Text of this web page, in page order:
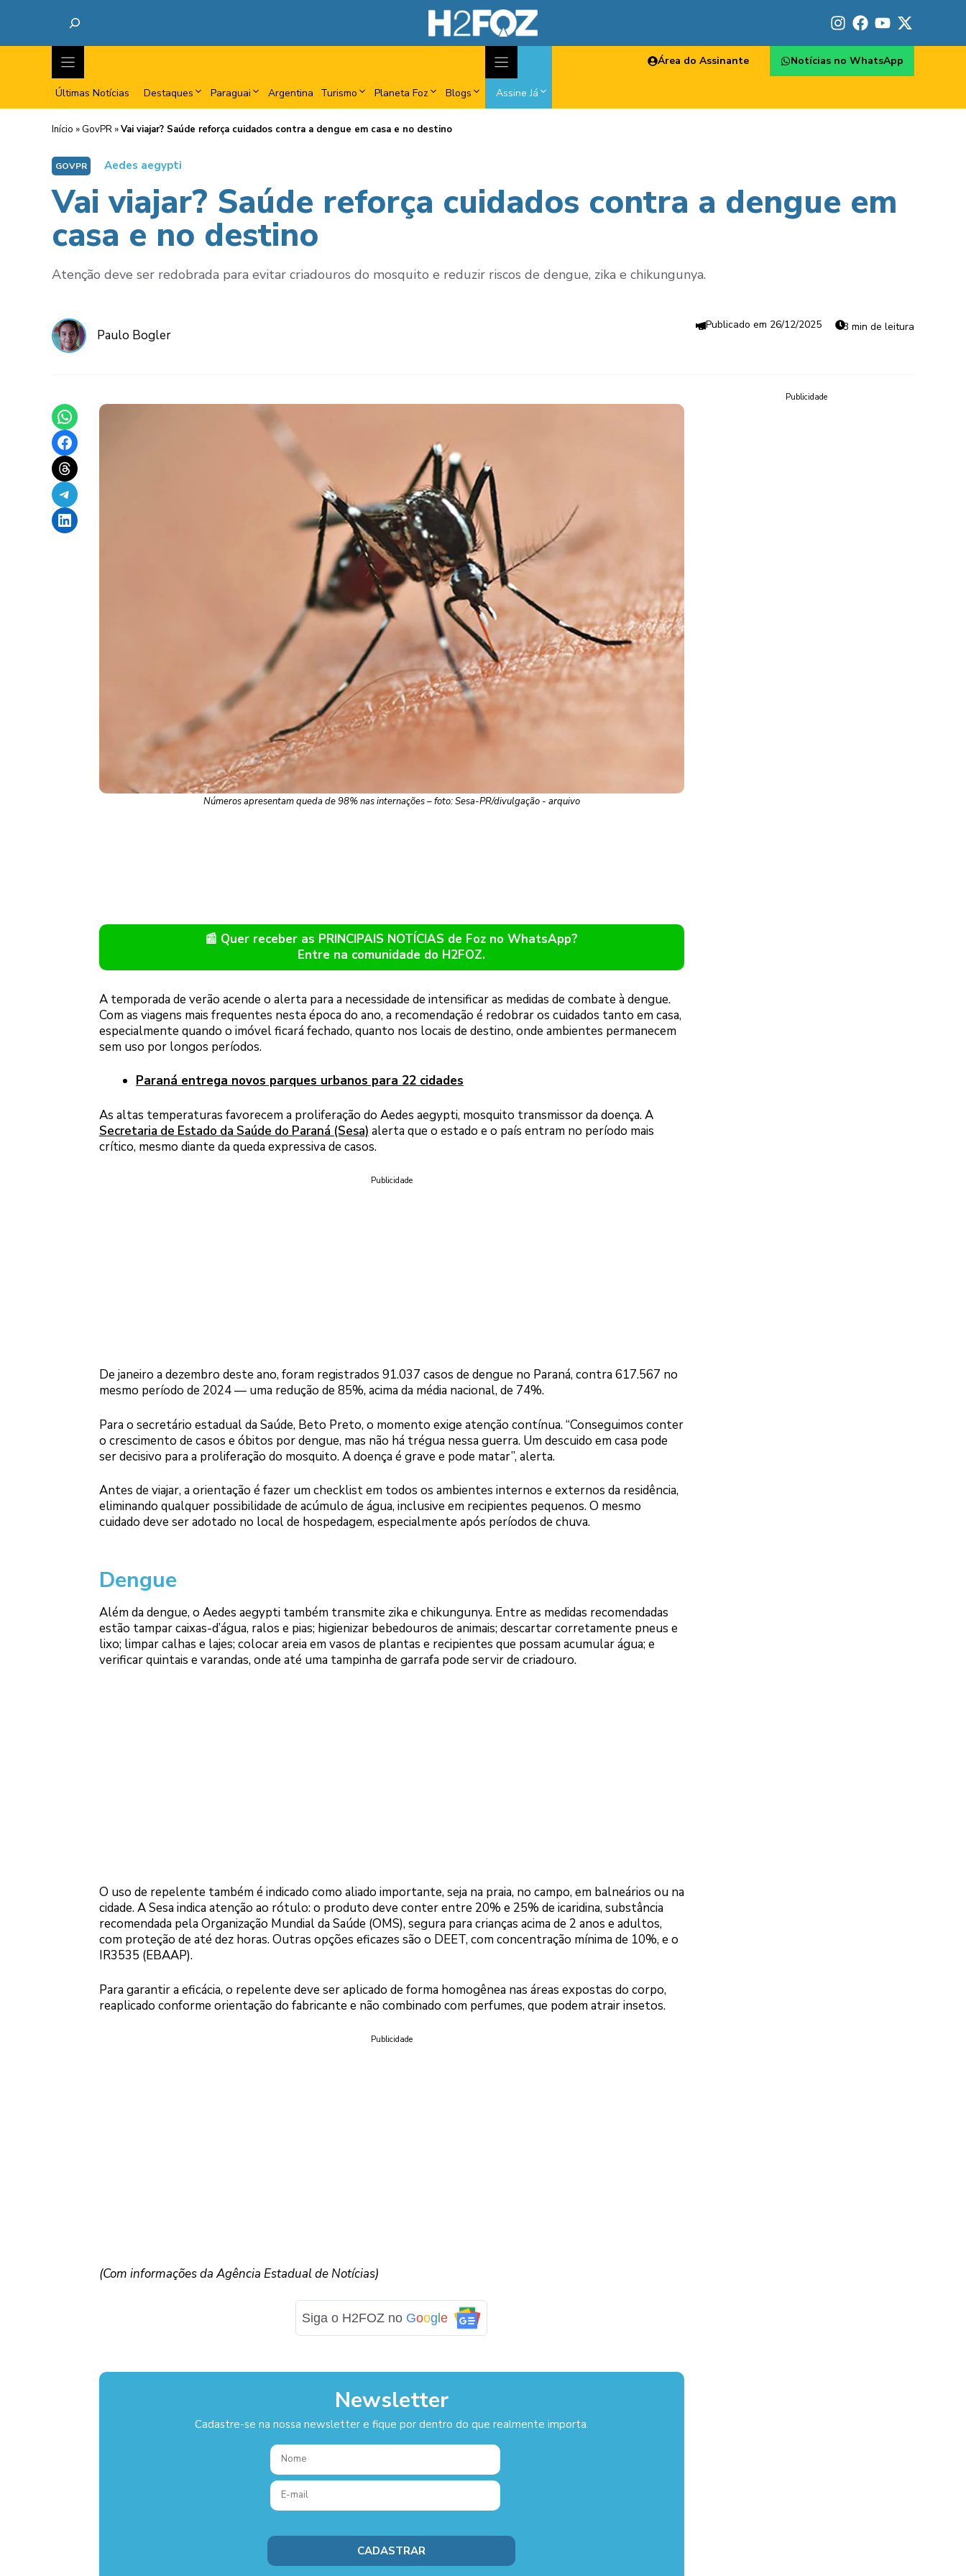
Últimas Notícias Destaques Paraguai Argentina Turismo Planeta Foz Blogs Assine Já
Área do Assinante Notícias no WhatsApp
Início » GovPR »Vai viajar? Saúde reforça cuidados contra a dengue em casa e no destino
GOVPR Aedes aegypti
Vai viajar? Saúde reforça cuidados contra a dengue em
casa e no destino
Atenção deve ser redobrada para evitar criadouros do mosquito e reduzir riscos de dengue, zika e chikungunya.
Paulo Bogler
26/12/2025 3 min de leitura
Share on WhatsApp
Share on Facebook
Share on Threads
Share on Telegram
Share on LinkedIn
Números apresentam queda de 98% nas internações – foto: Sesa-PR/divulgação - arquivo
📰 Quer receber as PRINCIPAIS NOTÍCIAS de Foz no WhatsApp?
Entre na comunidade do H2FOZ.
A temporada de verão acende o alerta para a necessidade de intensificar as medidas de combate à dengue.
Com as viagens mais frequentes nesta época do ano, a recomendação é redobrar os cuidados tanto em casa,
especialmente quando o imóvel ficará fechado, quanto nos locais de destino, onde ambientes permanecem
sem uso por longos períodos.
Paraná entrega novos parques urbanos para 22 cidades
As altas temperaturas favorecem a proliferação do Aedes aegypti, mosquito transmissor da doença. A
Secretaria de Estado da Saúde do Paraná (Sesa) alerta que o estado e o país entram no período mais
crítico, mesmo diante da queda expressiva de casos.
Publicidade
De janeiro a dezembro deste ano, foram registrados 91.037 casos de dengue no Paraná, contra 617.567 no
mesmo período de 2024 — uma redução de 85%, acima da média nacional, de 74%.
Para o secretário estadual da Saúde, Beto Preto, o momento exige atenção contínua. “Conseguimos conter
o crescimento de casos e óbitos por dengue, mas não há trégua nessa guerra. Um descuido em casa pode
ser decisivo para a proliferação do mosquito. A doença é grave e pode matar”, alerta.
Antes de viajar, a orientação é fazer um checklist em todos os ambientes internos e externos da residência,
eliminando qualquer possibilidade de acúmulo de água, inclusive em recipientes pequenos. O mesmo
cuidado deve ser adotado no local de hospedagem, especialmente após períodos de chuva.
Dengue
Além da dengue, o Aedes aegypti também transmite zika e chikungunya. Entre as medidas recomendadas
estão tampar caixas-d’água, ralos e pias; higienizar bebedouros de animais; descartar corretamente pneus e
lixo; limpar calhas e lajes; colocar areia em vasos de plantas e recipientes que possam acumular água; e
verificar quintais e varandas, onde até uma tampinha de garrafa pode servir de criadouro.
O uso de repelente também é indicado como aliado importante, seja na praia, no campo, em balneários ou na
cidade. A Sesa indica atenção ao rótulo: o produto deve conter entre 20% e 25% de icaridina, substância
recomendada pela Organização Mundial da Saúde (OMS), segura para crianças acima de 2 anos e adultos,
com proteção de até dez horas. Outras opções eficazes são o DEET, com concentração mínima de 10%, e o
IR3535 (EBAAP).
Para garantir a eficácia, o repelente deve ser aplicado de forma homogênea nas áreas expostas do corpo,
reaplicado conforme orientação do fabricante e não combinado com perfumes, que podem atrair insetos.
Publicidade
(Com informações da Agência Estadual de Notícias)
Siga o H2FOZ no Goog le
Newsletter
Cadastre-se na nossa newsletter e fique por dentro do que realmente importa.
Publicidade